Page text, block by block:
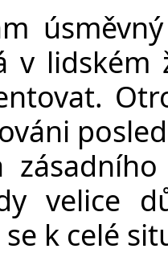
v lidském
velice
k celé